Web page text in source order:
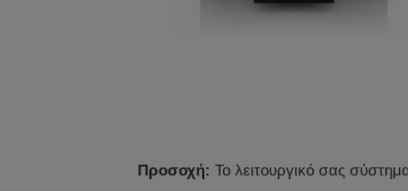
Προσοχή: Το λειτουργικό σας